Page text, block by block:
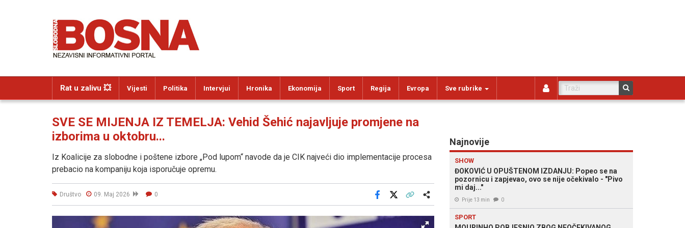
Rat u zalivu 💥 Vijesti Politika Intervjui Hronika Ekonomija Sport Regija Evropa Sve rubrike
SVE SE MIJENJA IZ TEMELJA: Vehid Šehić najavljuje promjene na
izborima u oktobru...
Iz Koalicije za slobodne i poštene izbore „Pod lupom“ navode da je CIK najveći dio implementacije procesa
prebacio na kompaniju koja isporučuje opremu.
Društvo 09. Maj 2026 0
Facebook
Najnovije
SHOW
ĐOKOVIĆ U OPUŠTENOM IZDANJU: Popeo se na
pozornicu i zapjevao, ovo se nije očekivalo - "Pivo
mi daj..."
Prije 13 min 0
SPORT